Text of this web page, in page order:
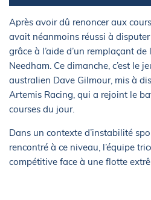
Après avoir dû renoncer aux
avait néanmoins réussi à
grâce à l’aide d’un remplaçant
Needham. Ce dimanche, c’est le
australien Dave Gilmour, mis à
Artemis Racing, qui a rejoint le
courses du jour.
Dans un contexte d’instabilité
rencontré à ce niveau, l’équipe
compétitive face à une flotte